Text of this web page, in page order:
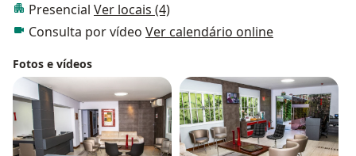
Presencial Ver locais (4)
Consulta por vídeo Ver calendário online
Fotos e vídeos